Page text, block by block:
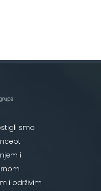
smo
i
i održivim